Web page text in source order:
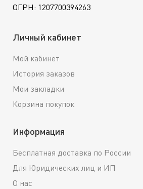
ОГРН: 1207700394263
Личный кабинет
Мой кабинет
История заказов
Мои закладки
Корзина покупок
Информация
Бесплатная доставка по России
Для Юридических лиц и ИП
О нас